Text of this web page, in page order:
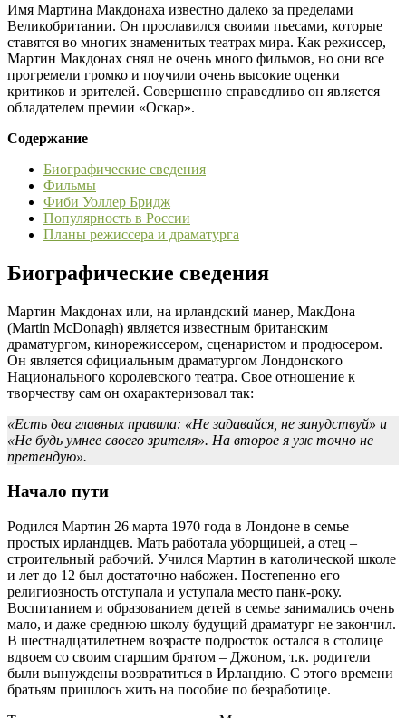
Имя Мартина Макдонаха известно далеко за пределами
Великобритании. Он прославился своими пьесами, которые
ставятся во многих знаменитых театрах мира. Как режиссер,
Мартин Макдонах снял не очень много фильмов, но они все
прогремели громко и поучили очень высокие оценки
критиков и зрителей. Совершенно справедливо он является
обладателем премии «Оскар».
Содержание
Биографические сведения
Фильмы
Фиби Уоллер Бридж
Популярность в России
Планы режиссера и драматурга
Биографические сведения
Мартин Макдонах или, на ирландский манер, МакДона
(Martin McDonagh) является известным британским
драматургом, кинорежиссером, сценаристом и продюсером.
Он является официальным драматургом Лондонского
Национального королевского театра. Свое отношение к
творчеству сам он охарактеризовал так:
«Есть два главных правила: «Не задавайся, не занудствуй» и
«Не будь умнее своего зрителя». На второе я уж точно не
претендую».
Начало пути
Родился Мартин 26 марта 1970 года в Лондоне в семье
простых ирландцев. Мать работала уборщицей, а отец –
строительный рабочий. Учился Мартин в католической школе
и лет до 12 был достаточно набожен. Постепенно его
религиозность отступала и уступала место панк-року.
Воспитанием и образованием детей в семье занимались очень
мало, и даже среднюю школу будущий драматург не закончил.
В шестнадцатилетнем возрасте подросток остался в столице
вдвоем со своим старшим братом – Джоном, т.к. родители
были вынуждены возвратиться в Ирландию. С этого времени
братьям пришлось жить на пособие по безработице.